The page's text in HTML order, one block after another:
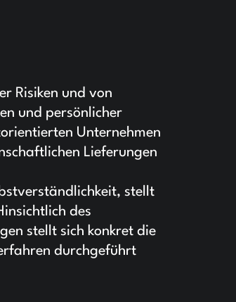
Risiken und von
und persönlicher
Unternehmen
Lieferungen
stellt
des
stellt sich konkret die
durchgeführt